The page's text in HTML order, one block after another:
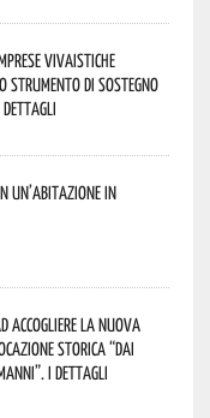
vivaistiche
strumento di sostegno
dettagli
un’abitazione in
accogliere la nuova
storica “Dai
I dettagli